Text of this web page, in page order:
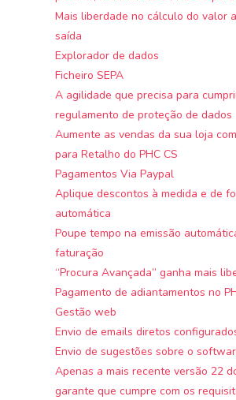
Mais liberdade no cálculo do valor
saída
Explorador de dados
Ficheiro SEPA
A agilidade que precisa para
regulamento de proteção de dados
Aumente as vendas da sua loja
para Retalho do PHC CS
Pagamentos Via Paypal
Aplique descontos à medida e de
automática
Poupe tempo na emissão
faturação
“Procura Avançada” ganha mais
Pagamento de adiantamentos no
Gestão web
Envio de emails diretos
Envio de sugestões sobre o
Apenas a mais recente versão 22
garante que cumpre com os